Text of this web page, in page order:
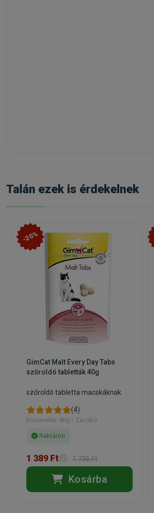
Talán ezek is érdekelnek
-20%
GimCat Malt Every Day Tabs
szőroldó tabletták 40g
szőroldó tabletta macskáknak
(4)
Kiszerelés: 40g / Zacskó
Raktáron
1 389 Ft 1 736 Ft
Kosárba